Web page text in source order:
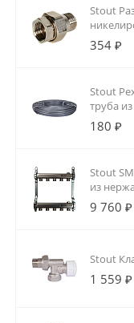
Stout
354 ₽
Stout
труба
180 ₽
Stout
из
разводки
9 760 ₽
Stout
1 559 ₽